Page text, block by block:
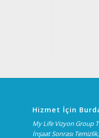
Hizmet İçin
My Life Vizyon Group
İnşaat Sonrası